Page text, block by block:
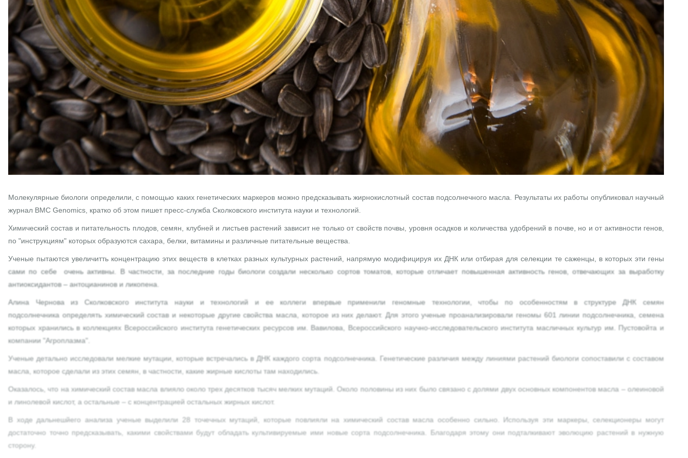
Молекулярные биологи определили, с помощью каких генетических маркеров можно предсказывать жирнокислотный состав подсолнечного масла. Результаты их работы опубликовал научный
журнал BMC Genomics, кратко об этом пишет пресс-служба Сколковского института науки и технологий.
Химический состав и питательность плодов, семян, клубней и листьев растений зависит не только от свойств почвы, уровня осадков и количества удобрений в почве, но и от активности генов,
по "инструкциям" которых образуются сахара, белки, витамины и различные питательные вещества.
Ученые пытаются увеличитть концентрацию этих веществ в клетках разных культурных растений, напрямую модифицируя их ДНК или отбирая для селекции те саженцы, в которых эти гены
сами по себе очень активны. В частности, за последние годы биологи создали несколько сортов томатов, которые отличает повышенная активность генов, отвечающих за выработку
антиоксидантов – антоцианинов и ликопена.
Алина Чернова из Сколковского института науки и технологий и ее коллеги впервые применили геномные технологии, чтобы по особенностям в структуре ДНК семян
подсолнечника определять химический состав и некоторые другие свойства масла, которое из них делают. Для этого ученые проанализировали геномы 601 линии подсолнечника, семена
которых хранились в коллекциях Всероссийского института генетических ресурсов им. Вавилова, Всероссийского научно-исследовательского института масличных культур им. Пустовойта и
компании "Агроплазма".
Ученые детально исследовали мелкие мутации, которые встречались в ДНК каждого сорта подсолнечника. Генетические различия между линиями растений биологи сопоставили с составом
масла, которое сделали из этих семян, в частности, какие жирные кислоты там находились.
Оказалось, что на химический состав масла влияло около трех десятков тысяч мелких мутаций. Около половины из них было связано с долями двух основных компонентов масла – олеиновой
и линолевой кислот, а остальные – с концентрацией остальных жирных кислот.
В ходе дальнешйего анализа ученые выделили 28 точечных мутаций, которые повлияли на химический состав масла особенно сильно. Используя эти маркеры, селекционеры могут
достаточно точно предсказывать, какими свойствами будут обладать культивируемые ими новые сорта подсолнечника. Благодаря этому они подталкивают эволюцию растений в нужную
сторону.